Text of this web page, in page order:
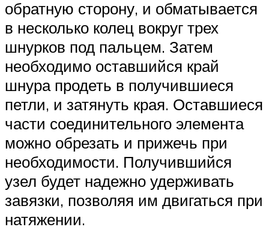
обратную сторону, и обматывается
в несколько колец вокруг трех
шнурков под пальцем. Затем
необходимо оставшийся край
шнура продеть в получившиеся
петли, и затянуть края. Оставшиеся
части соединительного элемента
можно обрезать и прижечь при
необходимости. Получившийся
узел будет надежно удерживать
завязки, позволяя им двигаться при
натяжении.